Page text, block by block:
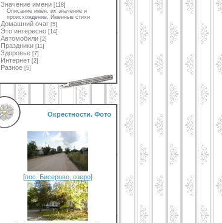
Значение имени [118]
Описание имён, их значение и
происхождение. Именные стихи
Домашний очаг [5]
Это интересно [14]
Автомобили [2]
Праздники [11]
Здоровье [7]
Интернет [2]
Разное [5]
Окрестности. Фото
[пос. Бисерово, озеро]